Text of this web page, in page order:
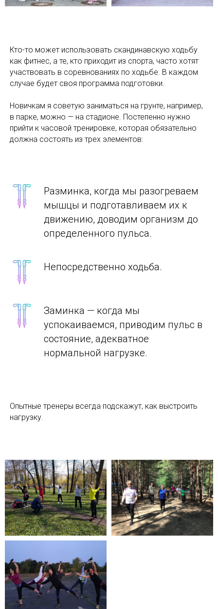
Кто-то может использовать скандинавскую ходьбу
как фитнес, а те, кто приходит из спорта, часто хотят
участвовать в соревнованиях по ходьбе. В каждом
случае будет своя программа подготовки.
Новичкам я советую заниматься на грунте, например,
в парке, можно — на стадионе. Постепенно нужно
прийти к часовой тренировке, которая обязательно
должна состоять из трех элементов:
Разминка, когда мы разогреваем
мышцы и подготавливаем их к
движению, доводим организм до
определенного пульса.
Непосредственно ходьба.
Заминка — когда мы
успокаиваемся, приводим пульс в
состояние, адекватное
нормальной нагрузке.
Опытные тренеры всегда подскажут, как выстроить
нагрузку.